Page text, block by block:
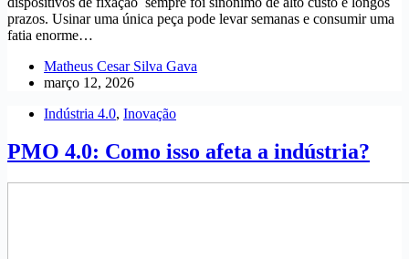
prazos. Usinar uma única peça pode levar semanas e consumir uma
fatia enorme…
Matheus Cesar Silva Gava
março 12, 2026
Indústria 4.0, Inovação
PMO 4.0: Como isso afeta a indústria?